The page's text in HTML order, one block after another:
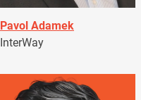
Pavol Adamek
InterWay